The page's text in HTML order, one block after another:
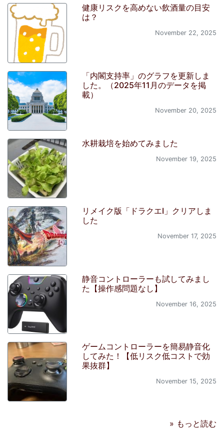
健康リスクを高めない飲酒量の目安
は？
November 22, 2025
「内閣支持率」のグラフを更新しま
した。（2025年11月のデータを掲
載）
November 20, 2025
水耕栽培を始めてみました
November 19, 2025
リメイク版「ドラクエI」クリアしま
した
November 17, 2025
静音コントローラーも試してみまし
た【操作感問題なし】
November 16, 2025
ゲームコントローラーを簡易静音化
してみた！【低リスク低コストで効
果抜群】
November 15, 2025
» もっと読む